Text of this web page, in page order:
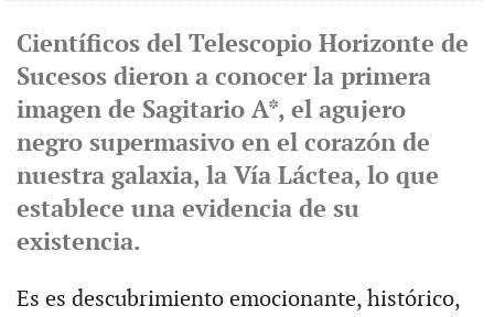
Científicos del Telescopio Horizonte de
Sucesos dieron a conocer la primera
imagen de Sagitario A*, el agujero
negro supermasivo en el corazón de
nuestra galaxia, la Vía Láctea, lo que
establece una evidencia de su
existencia.
Es es descubrimiento emocionante, histórico,